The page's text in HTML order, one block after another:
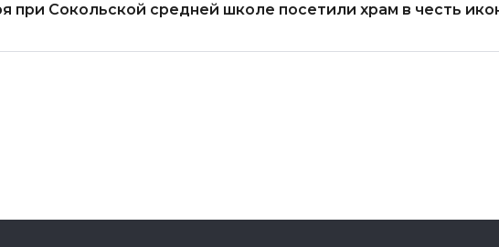
при Сокольской средней школе посетили храм в честь